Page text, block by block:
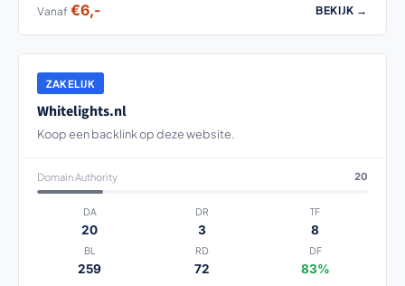
Vanaf €6,- BEKIJK →
ZAKELIJK
Whitelights.nl
Koop een backlink op deze website.
Domain Authority 20
DA
20
DR
3
TF
8
BL
259
RD
72
DF
83%